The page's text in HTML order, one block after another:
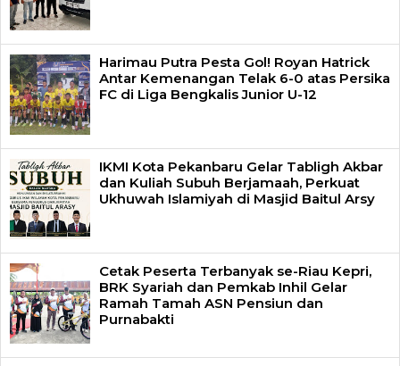
Harimau Putra Pesta Gol! Royan Hatrick
Antar Kemenangan Telak 6-0 atas Persika
FC di Liga Bengkalis Junior U-12
IKMI Kota Pekanbaru Gelar Tabligh Akbar
dan Kuliah Subuh Berjamaah, Perkuat
Ukhuwah Islamiyah di Masjid Baitul Arsy
Cetak Peserta Terbanyak se-Riau Kepri,
BRK Syariah dan Pemkab Inhil Gelar
Ramah Tamah ASN Pensiun dan
Purnabakti